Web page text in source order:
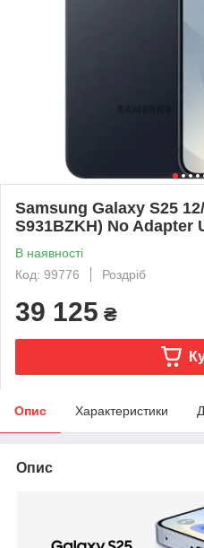
Samsung Galaxy S25
S931BZKH) No Adapter
В наявності
Код: 99776
Роздріб
39 125 ₴
Опис Характеристики
Опис